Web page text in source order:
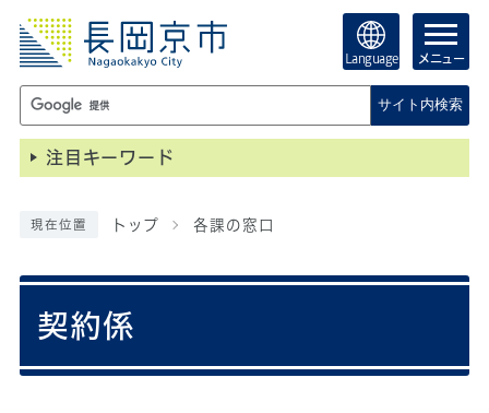
Language メニュー
サイト内検索
注目キーワード
現在位置 トップ 各課の窓口
契約係